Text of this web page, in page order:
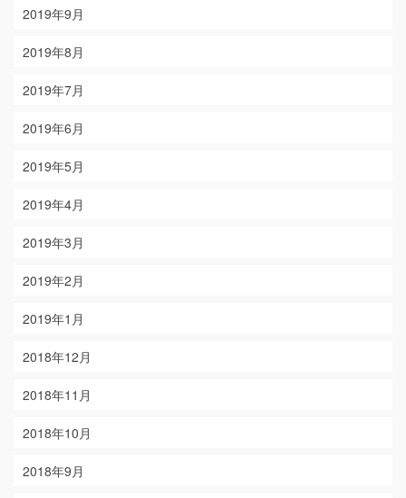
2019年9月
2019年8月
2019年7月
2019年6月
2019年5月
2019年4月
2019年3月
2019年2月
2019年1月
2018年12月
2018年11月
2018年10月
2018年9月